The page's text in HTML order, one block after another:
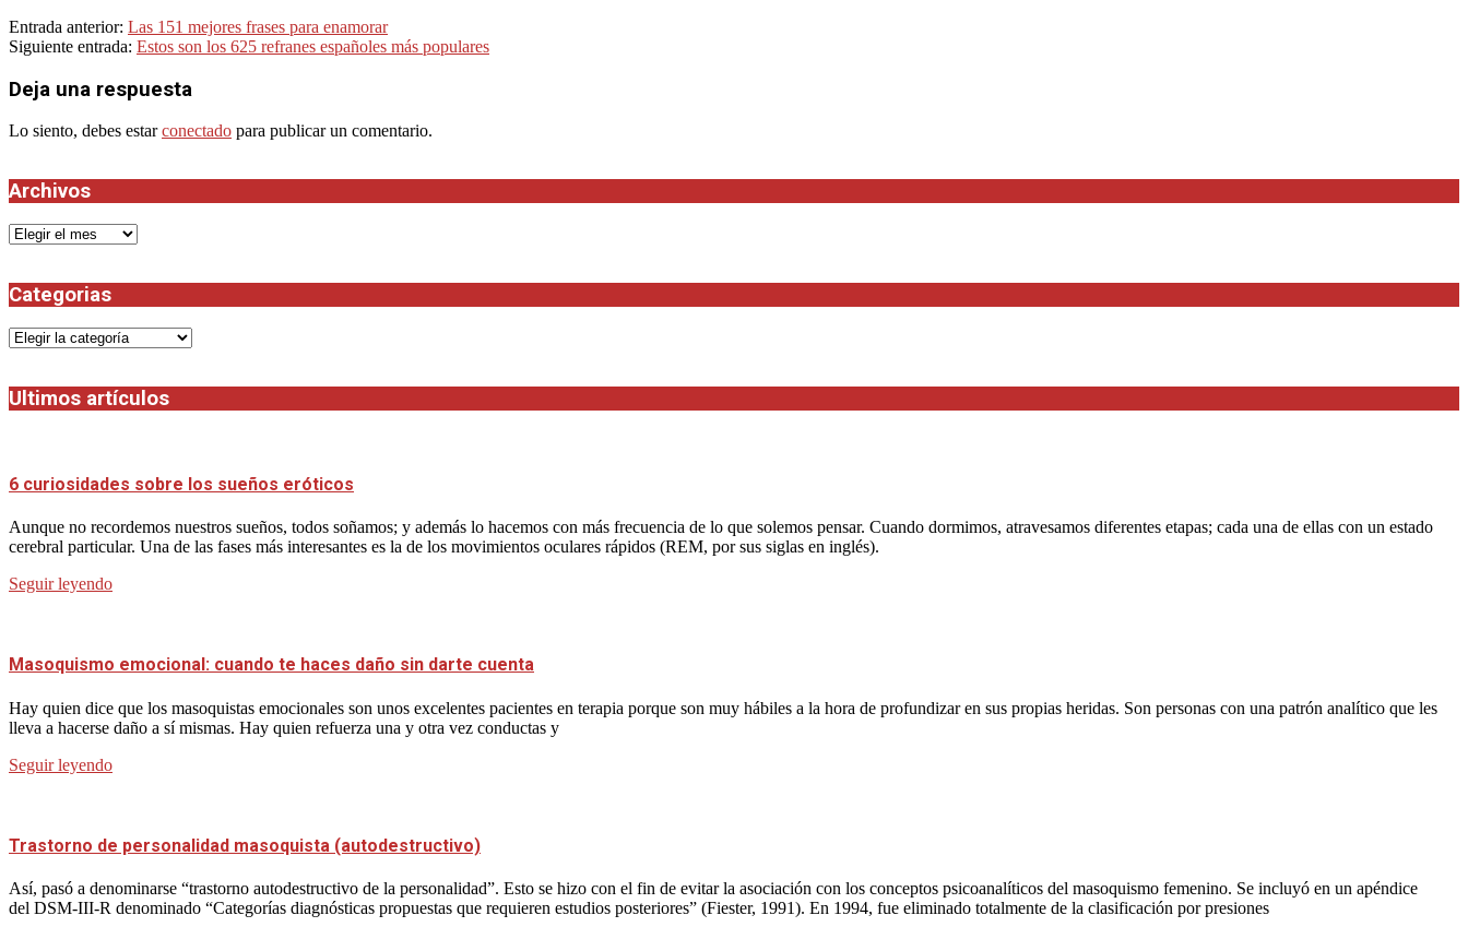
2024-
01-
Entrada anterior: Las 151 mejores frases para enamorar
Siguiente entrada: Estos son los 625 refranes españoles más populares
Deja una respuesta
Lo siento, debes estarconectado para publicar un comentario.
Archivos
Archivos
Categorias
Categorias
Ultimos artículos
6 curiosidades sobre los sueños eróticos
Aunque no recordemos nuestros sueños, todos soñamos; y además lo hacemos con más frecuencia de lo que solemos pensar. Cuando dormimos, atravesamos diferentes etapas; cada una de ellas con un estado
cerebral particular. Una de las fases más interesantes es la de los movimientos oculares rápidos (REM, por sus siglas en inglés).
Seguir leyendo
Masoquismo emocional: cuando te haces daño sin darte cuenta
Hay quien dice que los masoquistas emocionales son unos excelentes pacientes en terapia porque son muy hábiles a la hora de profundizar en sus propias heridas. Son personas con una patrón analítico que les
lleva a hacerse daño a sí mismas. Hay quien refuerza una y otra vez conductas y
Seguir leyendo
Trastorno de personalidad masoquista (autodestructivo)
Así, pasó a denominarse “trastorno autodestructivo de la personalidad”. Esto se hizo con el fin de evitar la asociación con los conceptos psicoanalíticos del masoquismo femenino. Se incluyó en un apéndice
del DSM-III-R denominado “Categorías diagnósticas propuestas que requieren estudios posteriores” (Fiester, 1991). En 1994, fue eliminado totalmente de la clasificación por presiones